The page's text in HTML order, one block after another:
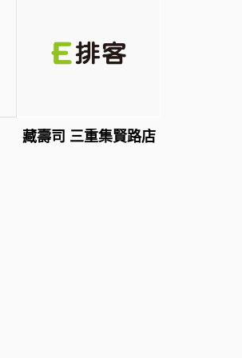
藏壽司 三重集賢路店